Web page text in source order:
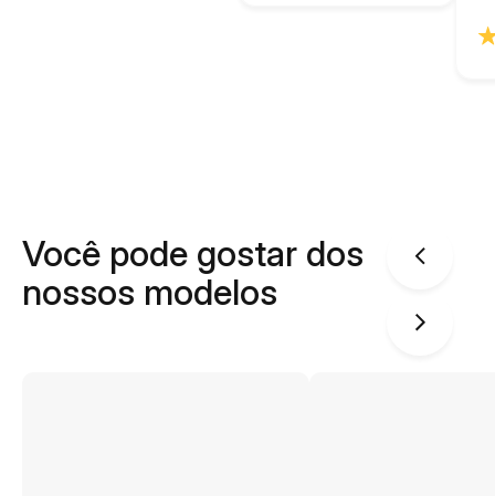
Você pode gostar dos
nossos modelos